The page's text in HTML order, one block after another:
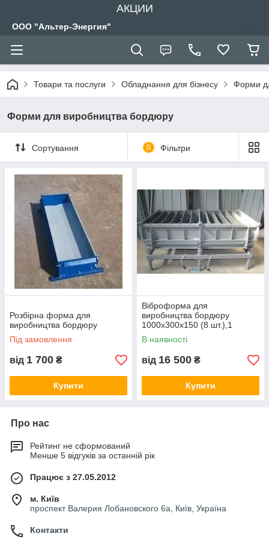
АКЦИИ
ООО "Альтер-Энергия"
Товари та послуги Обладнання для бізнесу Форми
Форми для виробництва бордюру
Сортування 0 Фільтри
Розбірна форма для
виробництва бордюру
Під замовлення
від 1 700 ₴
Купити
Віброформа для
виробництва бордюру
1000х300х150 (8 шт.),1
вібратор ІВ-99
В наявності
від 16 500 ₴
Купити
Про нас
Рейтинг не сформований
Менше 5 відгуків за останній рік
Працює з 27.05.2012
м. Київ
проспект Валерия Лобановского 6а, Київ, Україна
Контакти